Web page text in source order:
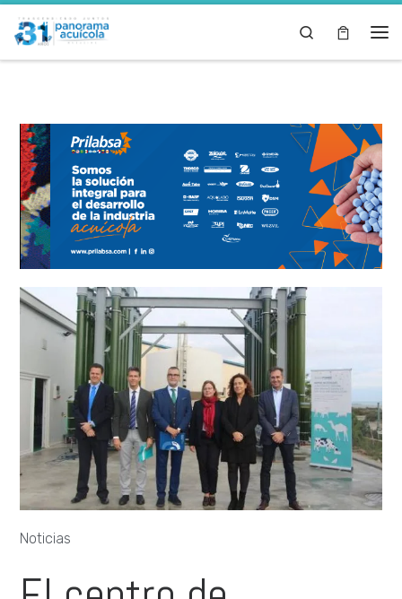
Skip to content Search
Noticias